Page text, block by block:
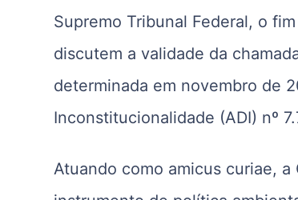
Supremo Tribunal Federal, o
discutem a validade da
determinada em novembro de
Inconstitucionalidade (ADI) nº
Atuando como amicus curiae,